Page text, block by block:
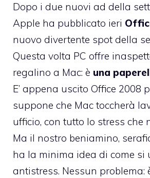
Dopo i due nuovi ad della
Apple ha pubblicato ieri
nuovo divertente spot della
Questa volta PC offre
regalino a Mac: è una
E’ appena uscito Office 2008
suppone che Mac toccherà
ufficio, con tutto lo stress che
Ma il nostro beniamino,
ha la minima idea di come si
antistress. Nessun problema: